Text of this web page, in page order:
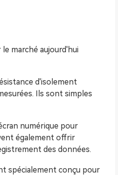
marché aujourd'hui
d'isolement
Ils sont simples
numérique pour
également offrir
des données.
spécialement conçu pour